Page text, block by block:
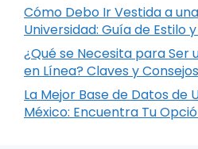
Cómo Debo Ir Vestida a
Universidad: Guía de Estilo
¿Qué se Necesita para Ser
en Línea? Claves y
La Mejor Base de Datos de
México: Encuentra Tu